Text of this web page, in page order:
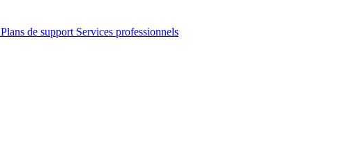
Plans de support Services professionnels